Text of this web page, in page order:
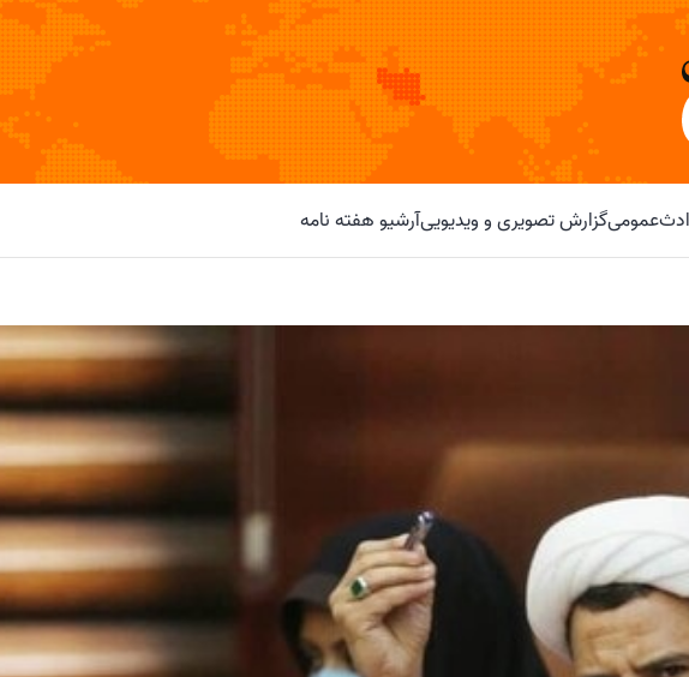
عمومیگزارش تصویری و ویدیوییآرشیو هفته نامه